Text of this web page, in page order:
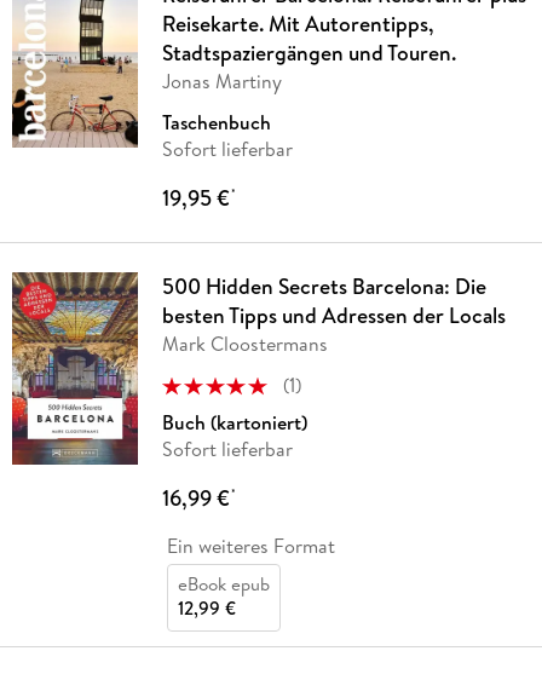
Reisekarte. Mit Autorentipps,
Stadtspaziergängen und Touren.
Jonas Martiny
Taschenbuch
Sofort lieferbar
19,95 €*
500 Hidden Secrets Barcelona: Die
besten Tipps und Adressen der Locals
Mark Cloostermans
(1)
Buch (kartoniert)
Sofort lieferbar
16,99 €*
Ein weiteres Format
eBook epub
12,99 €